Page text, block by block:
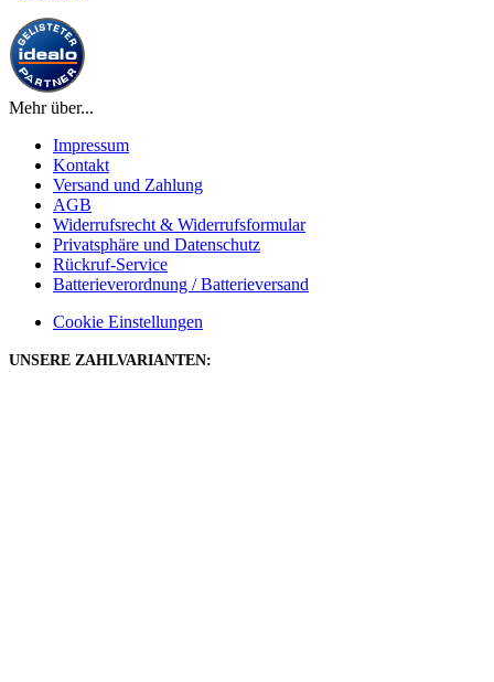
Mehr über...
Impressum
Kontakt
Versand und Zahlung
AGB
Widerrufsrecht & Widerrufsformular
Privatsphäre und Datenschutz
Rückruf-Service
Batterieverordnung / Batterieversand
Cookie Einstellungen
UNSERE ZAHLVARIANTEN: